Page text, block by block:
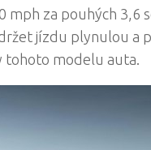
mph za pouhých 3,6
jízdu plynulou a
tohoto modelu auta.